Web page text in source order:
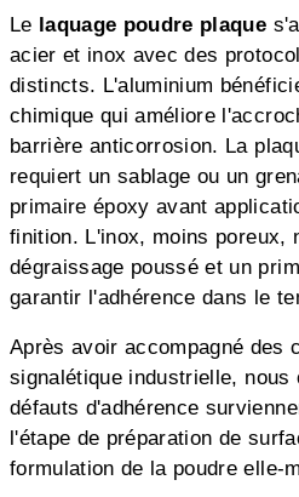
Le laquage poudre plaque
acier et inox avec des
distincts. L'aluminium
chimique qui améliore
barrière anticorrosion. La
requiert un sablage ou un
primaire époxy avant
finition. L'inox, moins poreux,
dégraissage poussé et un
garantir l'adhérence dans le
Après avoir accompagné des
signalétique industrielle, nous
défauts d'adhérence
l'étape de préparation de
formulation de la poudre elle-